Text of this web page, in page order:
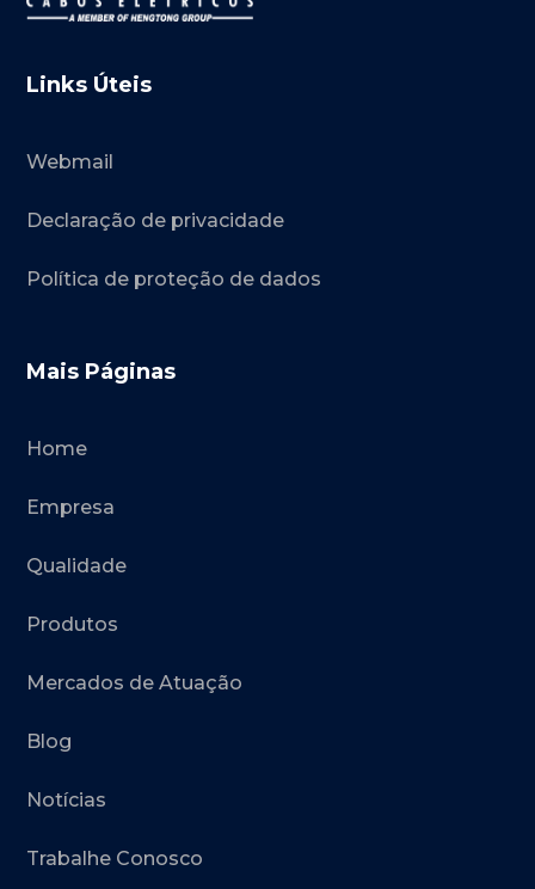
Links Úteis
Webmail
Declaração de privacidade
Política de proteção de dados
Mais Páginas
Home
Empresa
Qualidade
Produtos
Mercados de Atuação
Blog
Notícias
Trabalhe Conosco